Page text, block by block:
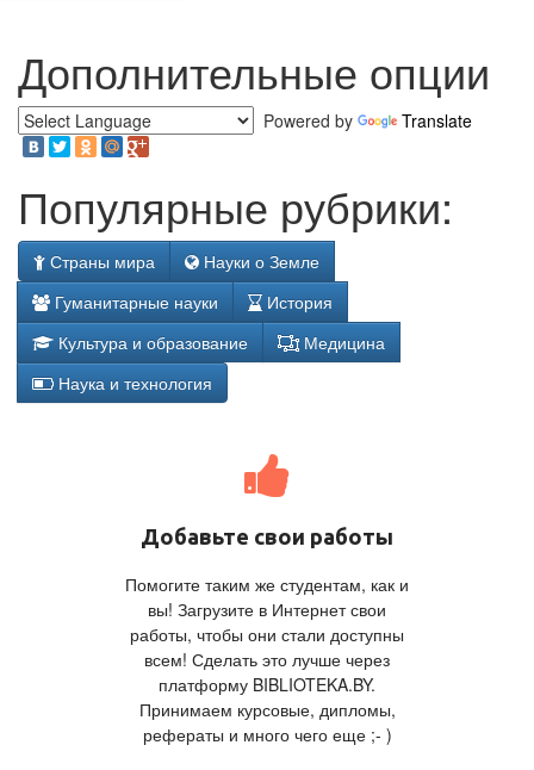
Дополнительные опции
Powered by Translate
Популярные рубрики:
Страны мира
Науки о Земле
Гуманитарные науки
История
Культура и образование
Медицина
Наука и технология
Добавьте свои работы
Помогите таким же студентам, как и
вы! Загрузите в Интернет свои
работы, чтобы они стали доступны
всем! Сделать это лучше через
платформу BIBLIOTEKA.BY.
Принимаем курсовые, дипломы,
рефераты и много чего еще ;- )